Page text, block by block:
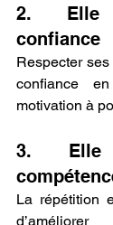
2. Elle
confiance
Respecter
confiance
motivation à
3. Elle
La répétition